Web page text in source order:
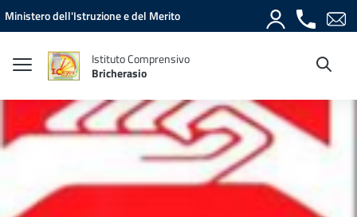
Vai ai contenuti
Vai al menu di navigazione
Vai al footer
Ministero dell'Istruzione e del Merito
Istituto Comprensivo
Bricherasio